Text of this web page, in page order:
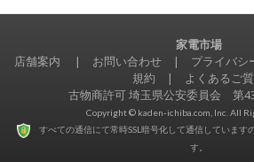
家電市場
店舗案内 | お問い合わせ| プライバシ
規約 | よくあるご
古物商許可 埼玉県公安委員会 第
Copyright © kaden-ichiba.com, Inc. All
すべての通信にて常時SSL暗号化して通信しています
す。